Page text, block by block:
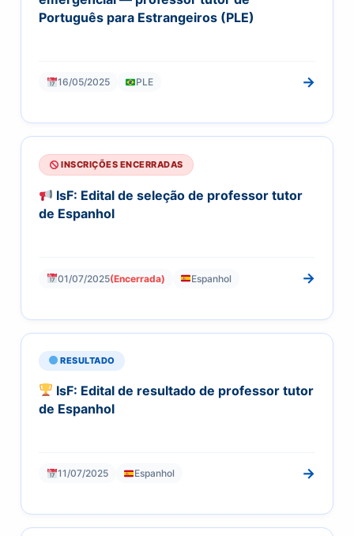
Português para Estrangeiros (PLE)
16/05/2025 PLE →
INSCRIÇÕES ENCERRADAS
IsF: Edital de seleção de professor tutor
de Espanhol
01/07/2025(Encerrada) Espanhol →
RESULTADO
IsF: Edital de resultado de professor tutor
de Espanhol
11/07/2025 Espanhol →